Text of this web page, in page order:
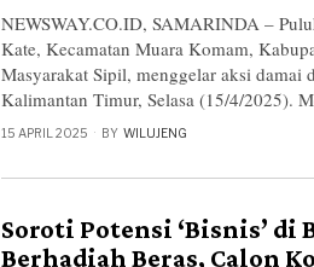
NEWSWAY.CO.ID, SAMARINDA –
Kate, Kecamatan Muara Komam,
Masyarakat Sipil, menggelar aksi damai
Kalimantan Timur, Selasa (15/4/2025).
15 APRIL 2025 BY WILUJENG
Soroti Potensi ‘Bisnis’ di
Berhadiah Beras, Calon